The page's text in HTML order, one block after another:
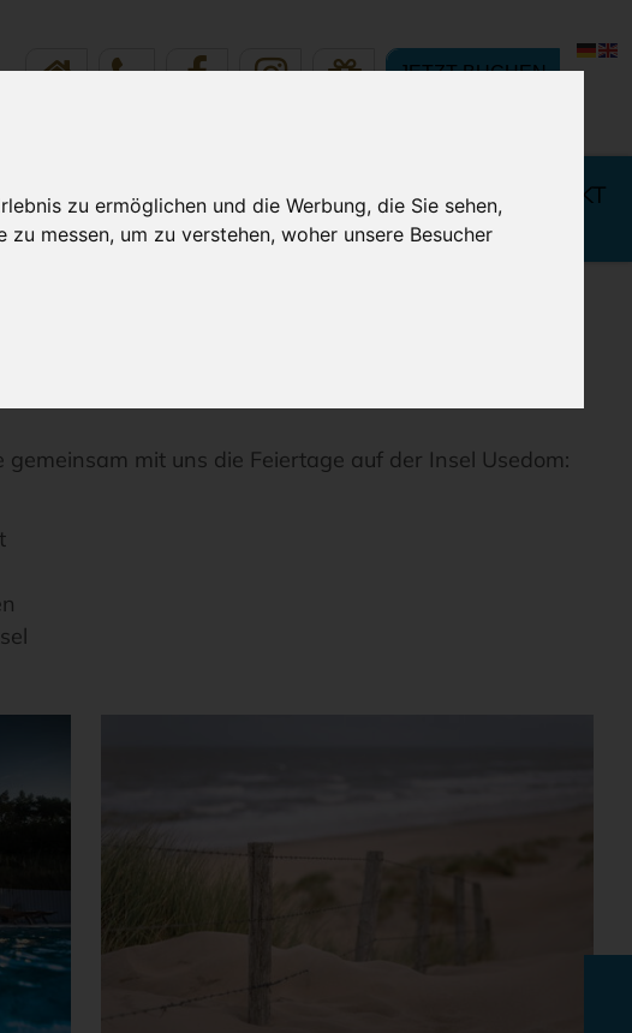
zu ermöglichen und die Werbung, die Sie sehen,
messen, um zu verstehen, woher unsere Besucher
JETZT BUCHEN
UM IHREN
BUCHUNG & KONTAKT
gemeinsam mit uns die Feiertage auf der Insel Usedom: